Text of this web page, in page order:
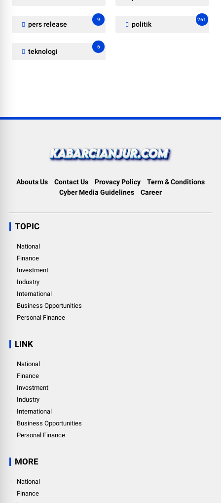
pers release
9
politik
261
teknologi
6
Abouts Us Contact Us Provacy Policy
Term & Conditions
Cyber Media Guidelines
Career
TOPIC
National
Finance
Investment
Industry
International
Business Opportunities
Personal Finance
LINK
National
Finance
Investment
Industry
International
Business Opportunities
Personal Finance
MORE
National
Finance